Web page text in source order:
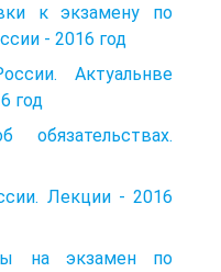
к экзамену по
- 2016 год
Актуальнве
год
Лекции - 2016
на экзамен по